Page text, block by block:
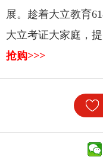
展。趁着大立教育
大立考证大家庭，
抢购>>>